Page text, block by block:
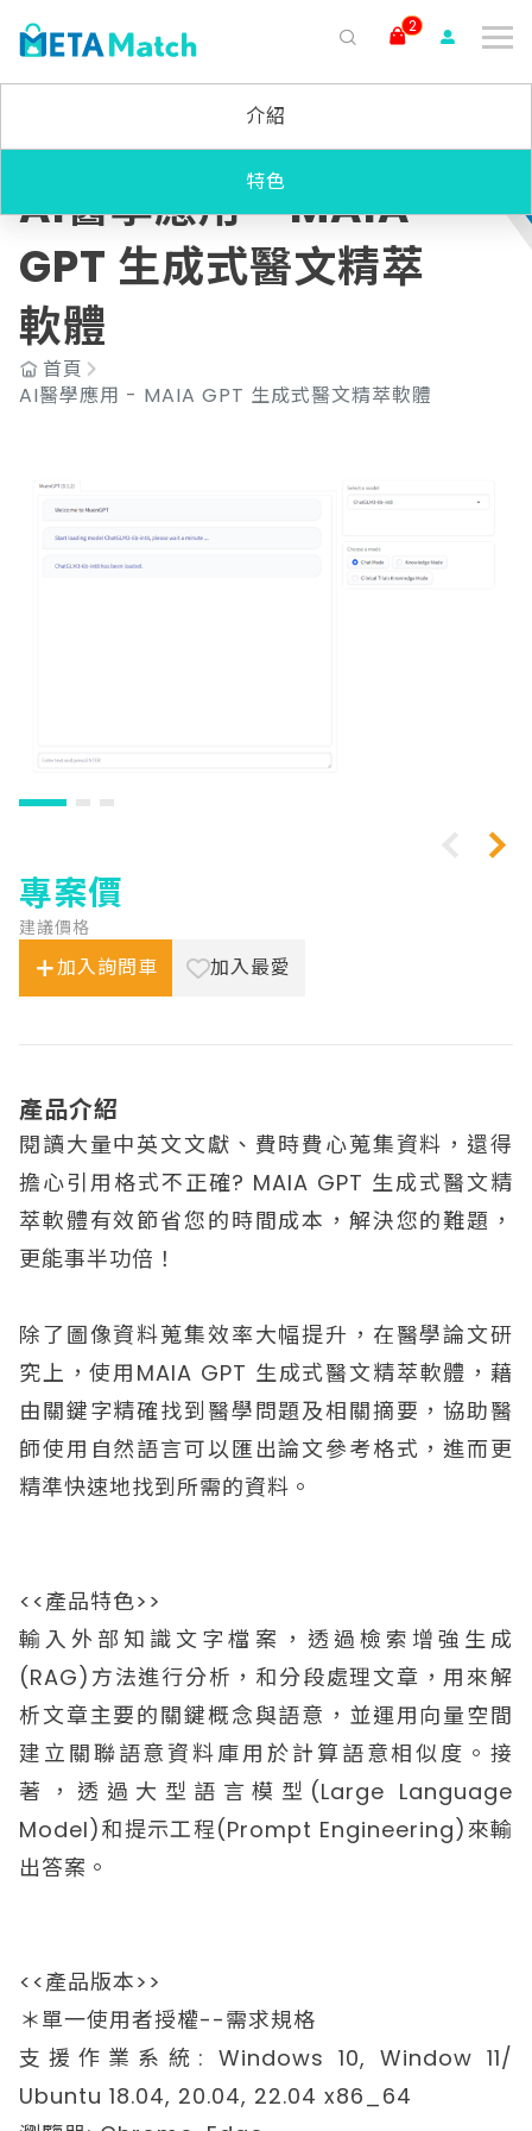
claude
2
介紹
特色
AI醫學應用 - MAIA
GPT 生成式醫文精萃
軟體
首頁
AI醫學應用 - MAIA GPT 生成式醫文精萃軟體
專案價
建議價格
加入詢問車 加入最愛
產品介紹
閱讀大量中英文文獻、費時費心蒐集資料，還得
擔心引用格式不正確? MAIA GPT 生成式醫文精
萃軟體有效節省您的時間成本，解決您的難題，
更能事半功倍！
除了圖像資料蒐集效率大幅提升，在醫學論文研
究上，使用MAIA GPT 生成式醫文精萃軟體，藉
由關鍵字精確找到醫學問題及相關摘要，協助醫
師使用自然語言可以匯出論文參考格式，進而更
精準快速地找到所需的資料。
<<產品特色>>
輸入外部知識文字檔案，透過檢索增強生成
(RAG)方法進行分析，和分段處理文章，用來解
析文章主要的關鍵概念與語意，並運用向量空間
建立關聯語意資料庫用於計算語意相似度。接
著，透過大型語言模型(Large Language
Model)和提示工程(Prompt Engineering)來輸
出答案。
<<產品版本>>
＊單一使用者授權--需求規格
支援作業系統: Windows 10, Window 11/
Ubuntu 18.04, 20.04, 22.04 x86_64